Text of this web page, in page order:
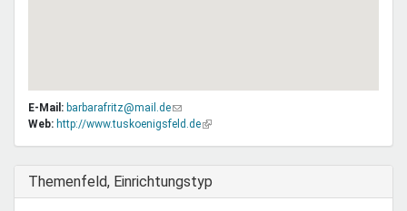
E-Mail: barbarafritz@mail.de(Link
sendet
Web: http://www.tuskoenigsfeld.de(Link
Ausblenden
Themenfeld, Einrichtungstyp